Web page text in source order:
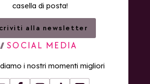
casella di posta!
alla newsletter
SOCIAL MEDIA
i nostri momenti migliori